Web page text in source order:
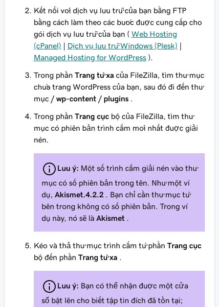
Kết nối với dịch vụ lưu trữ của bạn bằng FTP
bằng cách làm theo các bước được cung cấp cho
gói dịch vụ lưu trữ của bạn ( Web Hosting
(cPanel)
Dịch vụ lưu trữ Windows (Plesk)
Managed Hosting for WordPress ).
Trong phần Trang từ xa của FileZilla, tìm thư mục
chứa trang WordPress của bạn, sau đó đi đến thư
mục / wp-content / plugins
Trong phần Trang cục bộ của FileZilla, tìm thư
mục có phiên bản trình cắm mới nhất được giải
nén.
Lưu ý: Một số trình cắm giải nén vào thư
mục có số phiên bản trong tên. Như một ví
dụ, Akismet.4.2.2 . Bạn chỉ cần thư mục từ
bên trong không có số phiên bản. Trong ví
dụ này, nó sẽ là Akismet
Kéo và thả thư mục trình cắm từ phần Trang cục
bộ đến phần Trang từ xa
Lưu ý: Bạn có thể nhận được một cửa
sổ bật lên cho biết tập tin đích đã tồn tại;